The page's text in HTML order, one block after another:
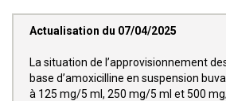
Actualisation du 07/04/2025
La situation de l’approvisionnement
base d’amoxicilline en suspension
à 125 mg/5 ml, 250 mg/5 ml et 500